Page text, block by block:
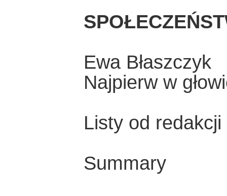
Ewa Błaszczyk
Najpierw w
Listy od redakcji
Summary